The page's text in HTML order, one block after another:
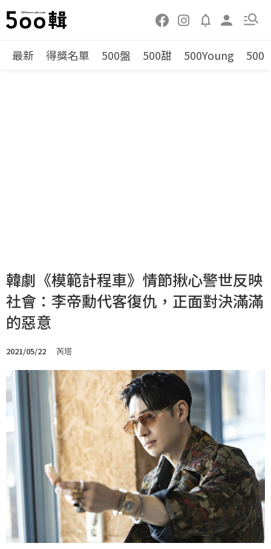
最新 得獎名單 500盤 500甜 500Young 500
韓劇《模範計程車》情節揪心警世反映
社會：李帝勳代客復仇，正面對決滿滿
的惡意
2021/05/22 芮塔